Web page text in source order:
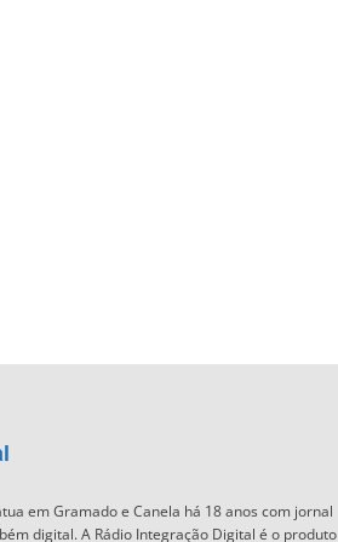
em Gramado e Canela há 18 anos com jornal
digital. A Rádio Integração Digital é o produto